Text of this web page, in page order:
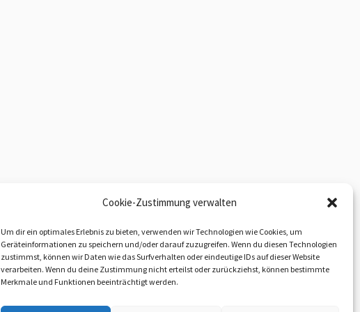
Cookie-Zustimmung verwalten
Um dir ein optimales Erlebnis zu bieten, verwenden wir Technologien wie Cookies, um
Geräteinformationen zu speichern und/oder darauf zuzugreifen. Wenn du diesen Technologien
zustimmst, können wir Daten wie das Surfverhalten oder eindeutige IDs auf dieser Website
verarbeiten. Wenn du deine Zustimmung nicht erteilst oder zurückziehst, können bestimmte
Merkmale und Funktionen beeinträchtigt werden.